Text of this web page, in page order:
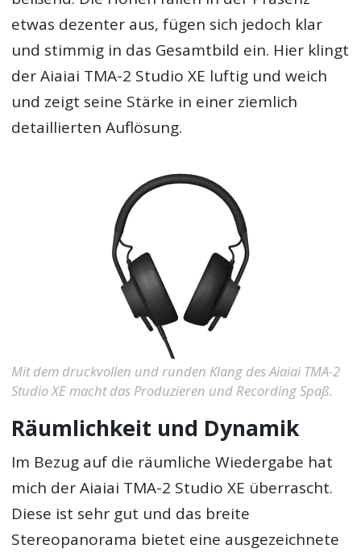
etwas dezenter aus, fügen sich jedoch klar
und stimmig in das Gesamtbild ein. Hier klingt
der Aiaiai TMA-2 Studio XE luftig und weich
und zeigt seine Stärke in einer ziemlich
detaillierten Auflösung.
Mit dem druckvollen und runden Klang des Aiaiai TMA-2
Studio XE macht das Produzieren und Recording Spaß.
Räumlichkeit und Dynamik
Im Bezug auf die räumliche Wiedergabe hat
mich der Aiaiai TMA-2 Studio XE überrascht.
Diese ist sehr gut und das breite
Stereopanorama bietet eine ausgezeichnete